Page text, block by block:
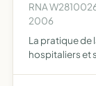
RNA
2006
La pratique de
hospitaliers et